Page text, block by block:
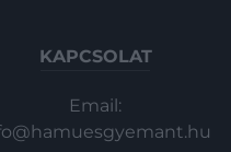
KAPCSOLAT
Email: